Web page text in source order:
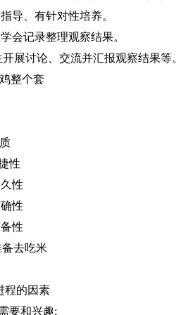
导、有针对性培养。
会记录整理观察结果。
展讨论、交流并汇报观察结果等。
整个套
性
性
性
性
去吃米
程的因素
要和兴趣;